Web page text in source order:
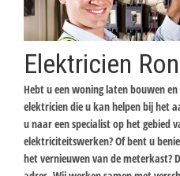
Elektricien
Hebt u een woning laten bouwen
elektricien die u kan helpen bij het
u naar een specialist op het gebied
elektriciteitswerken? Of bent u
het vernieuwen van de meterkast?